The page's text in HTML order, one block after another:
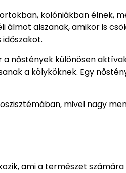
kolóniákban élnek,
alszanak, amikor is
a nőstények különösen
a kölyköknek. Egy
mivel nagy
ami a természet számára